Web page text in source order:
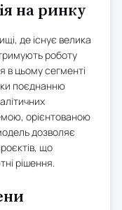
на ринку
де існує велика
роботу
в цьому сегменті
поєднанню
орієнтованою
дозволяє
що
рішення.